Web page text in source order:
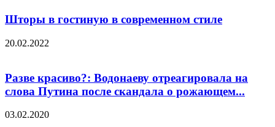
Шторы в гостиную в современном стиле
20.02.2022
Разве красиво?: Водонаеву отреагировала на
слова Путина после скандала о рожающем...
03.02.2020